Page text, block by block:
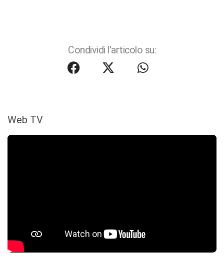
Condividi l'articolo su:
Web TV